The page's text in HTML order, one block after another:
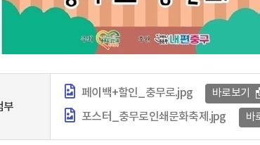
부
페이백+할인_충무로.jpg 바로보기
포스터_충무로인쇄문화축제.jpg 바